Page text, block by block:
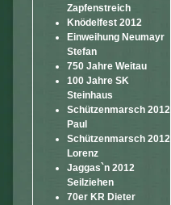
Zapfenstreich
Knödelfest 2012
Einweihung Neumayr
Stefan
750 Jahre Weitau
100 Jahre SK
Steinhaus
Schützenmarsch 2012
Paul
Schützenmarsch 2012
Lorenz
Jaggas`n 2012
Seilziehen
70er KR Dieter